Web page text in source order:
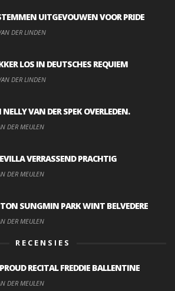
UITGEVOUWEN VOOR PRIDE
DER LINDEN
LOS IN DEUTSCHES REQUIEM
DER LINDEN
VAN DER SPEK OVERLEDEN.
DER MEULEN
VERRASSEND PRACHTIG
DER MEULEN
SUNGMIN PARK WINT BELVEDERE
DER MEULEN
RECENSIES
RECITAL FREDDIE BALLENTINE
DER MEULEN